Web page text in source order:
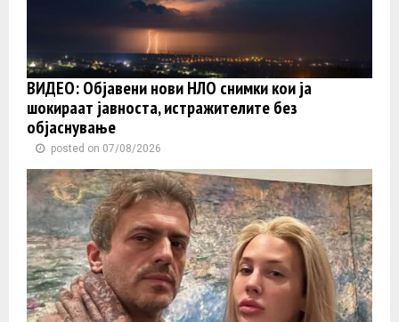
ВИДЕО: Објавени нови НЛО снимки кои ја
шокираат јавноста, истражителите без
објаснување
posted on 07/08/2026